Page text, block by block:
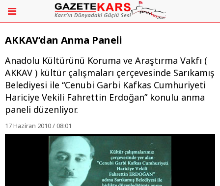
AKKAV’dan Anma Paneli
Anadolu Kültürünü Koruma ve Araştırma Vakfı (
AKKAV ) kültür çalışmaları çerçevesinde Sarıkamış
Belediyesi ile “Cenubi Garbi Kafkas Cumhuriyeti
Hariciye Vekili Fahrettin Erdoğan” konulu anma
paneli düzenliyor.
17 Haziran 2010 / 08:01